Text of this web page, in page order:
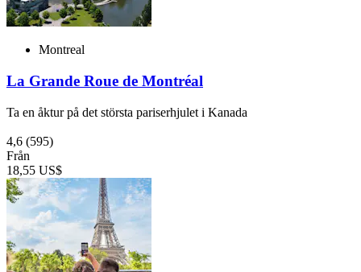
Montreal
La Grande Roue de Montréal
Ta en åktur på det största pariserhjulet i Kanada
4,6 (595)
Från
18,55 US$